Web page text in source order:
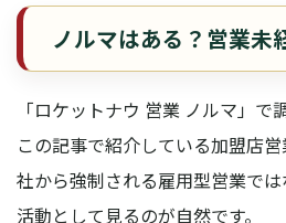
ノルマはある？営業未
「ロケットナウ 営業 ノルマ」で
この記事で紹介している加盟店
社から強制される雇用型営業で
活動として見るのが自然です。